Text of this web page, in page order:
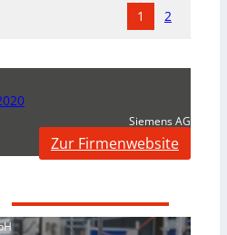
1 2
Siemens AG
Zur Firmenwebsite